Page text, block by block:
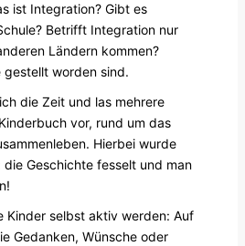
ist Integration? Gibt es
Betrifft Integration nur
Ländern kommen?
gestellt worden sind.
die Zeit und las mehrere
vor, rund um das
Hierbei wurde
Geschichte fesselt und man
Kinder selbst aktiv werden: Auf
Gedanken, Wünsche oder